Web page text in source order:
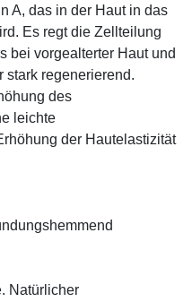
A, das in der Haut in das
Es regt die Zellteilung
bei vorgealterter Haut und
stark regenerierend.
des
leichte
der Hautelastizität
Natürlicher